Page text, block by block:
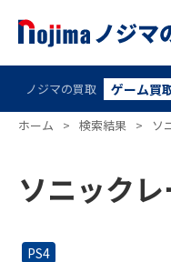
ノジマの買取 ゲーム買
ホーム > 検索結果 > ソ
ソニック
PS4